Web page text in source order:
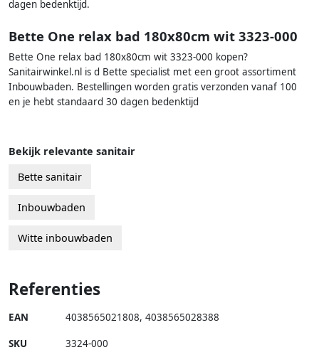
dagen bedenktijd.
Bette One relax bad 180x80cm wit 3323-000
Bette One relax bad 180x80cm wit 3323-000 kopen?
Sanitairwinkel.nl is d Bette specialist met een groot assortiment
Inbouwbaden. Bestellingen worden gratis verzonden vanaf 100
en je hebt standaard 30 dagen bedenktijd
Bekijk relevante sanitair
Bette sanitair
Inbouwbaden
Witte inbouwbaden
Referenties
EAN 4038565021808, 4038565028388
SKU 3324-000